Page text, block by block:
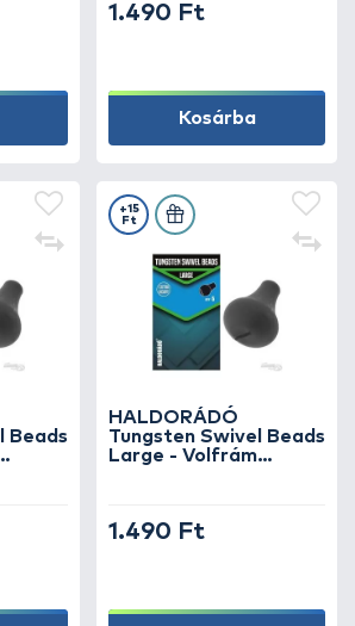
1.490 Ft
Kosárba
Beads
HALDORÁDÓ
Tungsten Swivel Beads
Large - Volfrám
+15
Ft
1.490 Ft